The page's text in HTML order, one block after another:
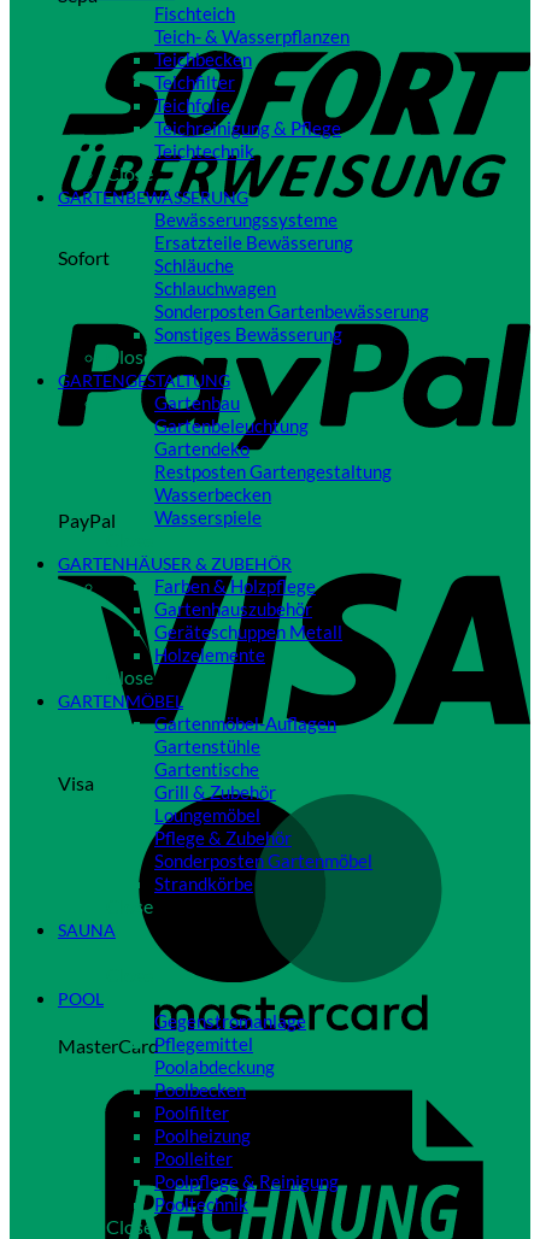
Sofort
PayPal
Visa
MasterCard
Fischteich
Teich- & Wasserpflanzen
Teichbecken
Teichfilter
Teichfolie
Teichreinigung & Pflege
Teichtechnik
Close
GARTENBEWÄSSERUNG
Bewässerungssysteme
Ersatzteile Bewässerung
Schläuche
Schlauchwagen
Sonderposten Gartenbewässerung
Sonstiges Bewässerung
Close
GARTENGESTALTUNG
Gartenbau
Gartenbeleuchtung
Gartendeko
Restposten Gartengestaltung
Wasserbecken
Wasserspiele
GARTENHÄUSER & ZUBEHÖR
Farben & Holzpflege
Gartenhauszubehör
Geräteschuppen Metall
Holzelemente
Close
GARTENMÖBEL
Gartenmöbel-Auflagen
Gartenstühle
Gartentische
Grill & Zubehör
Loungemöbel
Pflege & Zubehör
Sonderposten Gartenmöbel
Strandkörbe
Close
SAUNA
POOL
Gegenstromanlage
Pflegemittel
Poolabdeckung
Poolbecken
Poolfilter
Poolheizung
Poolleiter
Poolpflege & Reinigung
Pooltechnik
Close